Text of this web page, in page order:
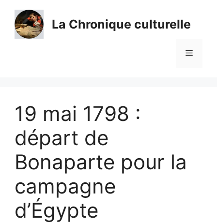
contenu
La Chronique culturelle
Menu
19 mai 1798 :
départ de
Bonaparte pour la
campagne
d’Égypte